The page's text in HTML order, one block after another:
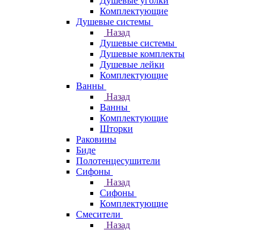
Комплектующие
Душевые системы
Назад
Душевые системы
Душевые комплекты
Душевые лейки
Комплектующие
Ванны
Назад
Ванны
Комплектующие
Шторки
Раковины
Биде
Полотенцесушители
Сифоны
Назад
Сифоны
Комплектующие
Смесители
Назад